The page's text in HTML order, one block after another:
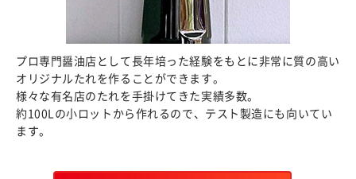
プロ専門醤油店として長年培った経験をもとに非常に質の高い
オリジナルたれを作ることができます。
様々な有名店のたれを手掛けてきた実績多数。
約100Lの小ロットから作れるので、テスト製造にも向いてい
ます。